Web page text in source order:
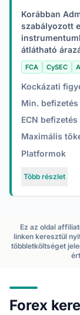
Korábban
szabályozott
átlátható
FCA CySEC
Kockázati
Min. befizetés
ECN befizetés
Maximális
Platformok
Több részlet
Ez az oldal
linken keresztül
többletköltséget
Forex